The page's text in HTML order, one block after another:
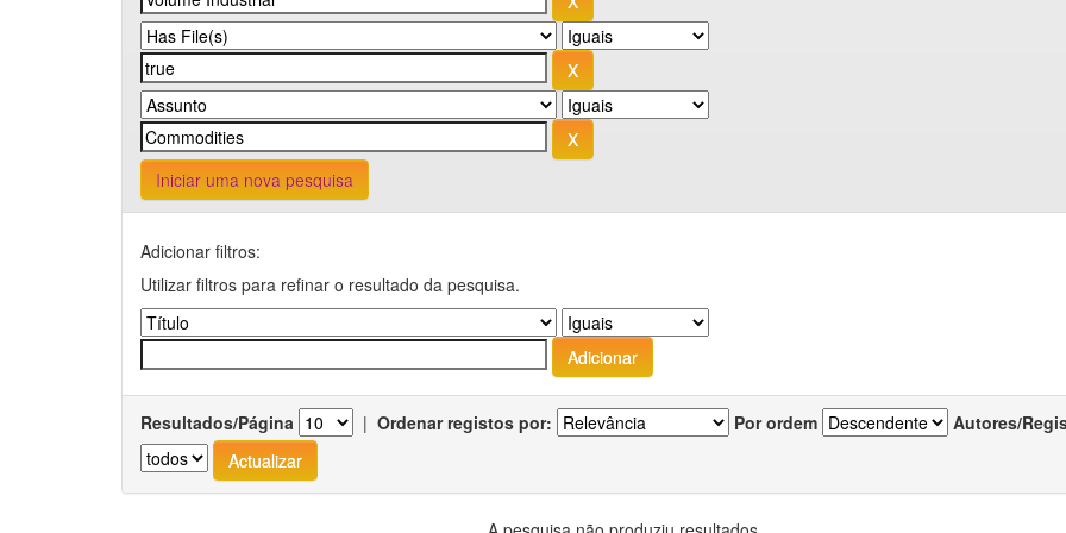
Iniciar uma nova pesquisa
Adicionar filtros:
Utilizar filtros para refinar o resultado da pesquisa.
Resultados/Página | Ordenar registos por: Por ordem Autores/